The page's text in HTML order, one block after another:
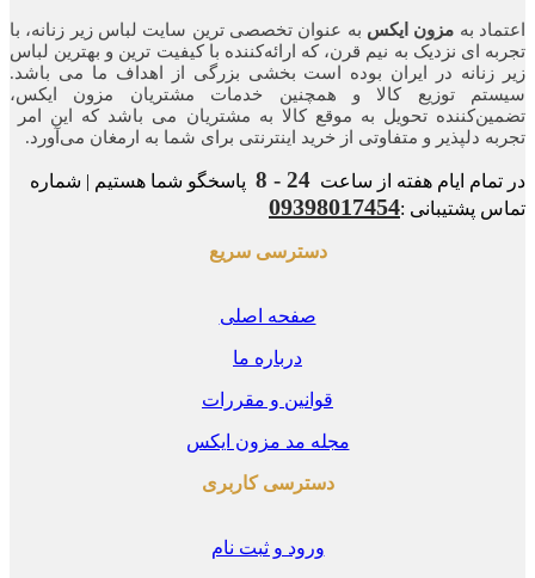
بهمزون ایکس به عنوان تخصصی ترین سایت لباس زیر زنانه، با
ای نزدیک به نیم قرن، که ارائه‌کننده با کیفیت ترین و بهترین لباس
زنانه در ایران بوده ‌است بخشی بزرگی از اهداف ما می باشد.
توزیع کالا و همچنین خدمات مشتریان مزون ایکس،
تحویل به موقع کالا به مشتریان می باشد که این امر
دلپذیر و متفاوتی از خرید اینترنتی برای شما به ارمغان می‌آورد.
ایام هفته از ساعت24 - 8
پاسخگو شما هستیم | شماره
پشتیبانی :09398017454
دسترسی سریع
صفحه اصلی
درباره ما
قوانین و مقررات
مجله مد مزون ایکس
دسترسی کاربری
ورود و ثبت نام